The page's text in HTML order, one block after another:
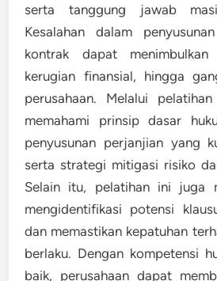
serta tanggung jawab
Kesalahan dalam
kontrak dapat menimbulkan
kerugian finansial, hingga
perusahaan. Melalui
memahami prinsip dasar
penyusunan perjanjian yang
serta strategi mitigasi risiko
Selain itu, pelatihan ini juga
mengidentifikasi potensi
dan memastikan kepatuhan
berlaku. Dengan kompetensi
baik, perusahaan dapat